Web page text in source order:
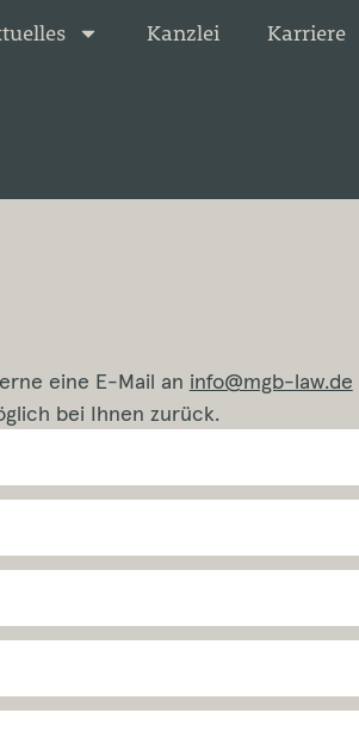
Kanzlei Karriere
eine E-Mail an info@mgb-law.de
bei Ihnen zurück.